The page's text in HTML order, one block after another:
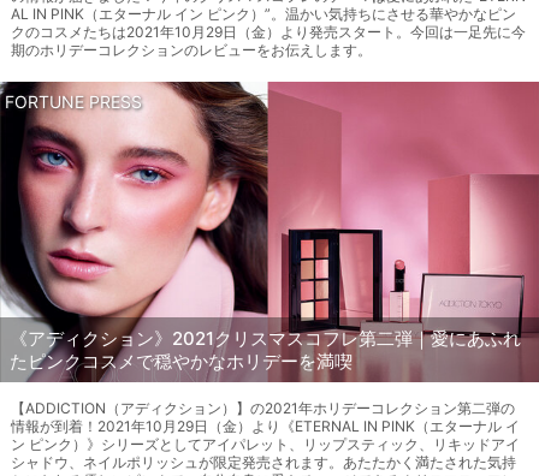
AL IN PINK（エターナル イン ピンク）”。温かい気持ちにさせる華やかなピン
クのコスメたちは2021年10月29日（金）より発売スタート。今回は一足先に今
期のホリデーコレクションのレビューをお伝えします。
FORTUNE PRESS
《アディクション》2021クリスマスコフレ第二弾｜愛にあふれ
たピンクコスメで穏やかなホリデーを満喫
【ADDICTION（アディクション）】の2021年ホリデーコレクション第二弾の
情報が到着！2021年10月29日（金）より《ETERNAL IN PINK（エターナル イ
ン ピンク）》シリーズとしてアイパレット、リップスティック、リキッドアイ
シャドウ、ネイルポリッシュが限定発売されます。あたたかく満たされた気持